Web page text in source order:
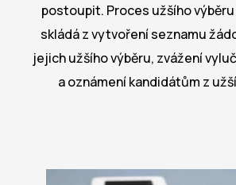
postoupit. Proces užšího
skládá z vytvoření seznamu
jejich užšího výběru, zvážení
a oznámení kandidátům z